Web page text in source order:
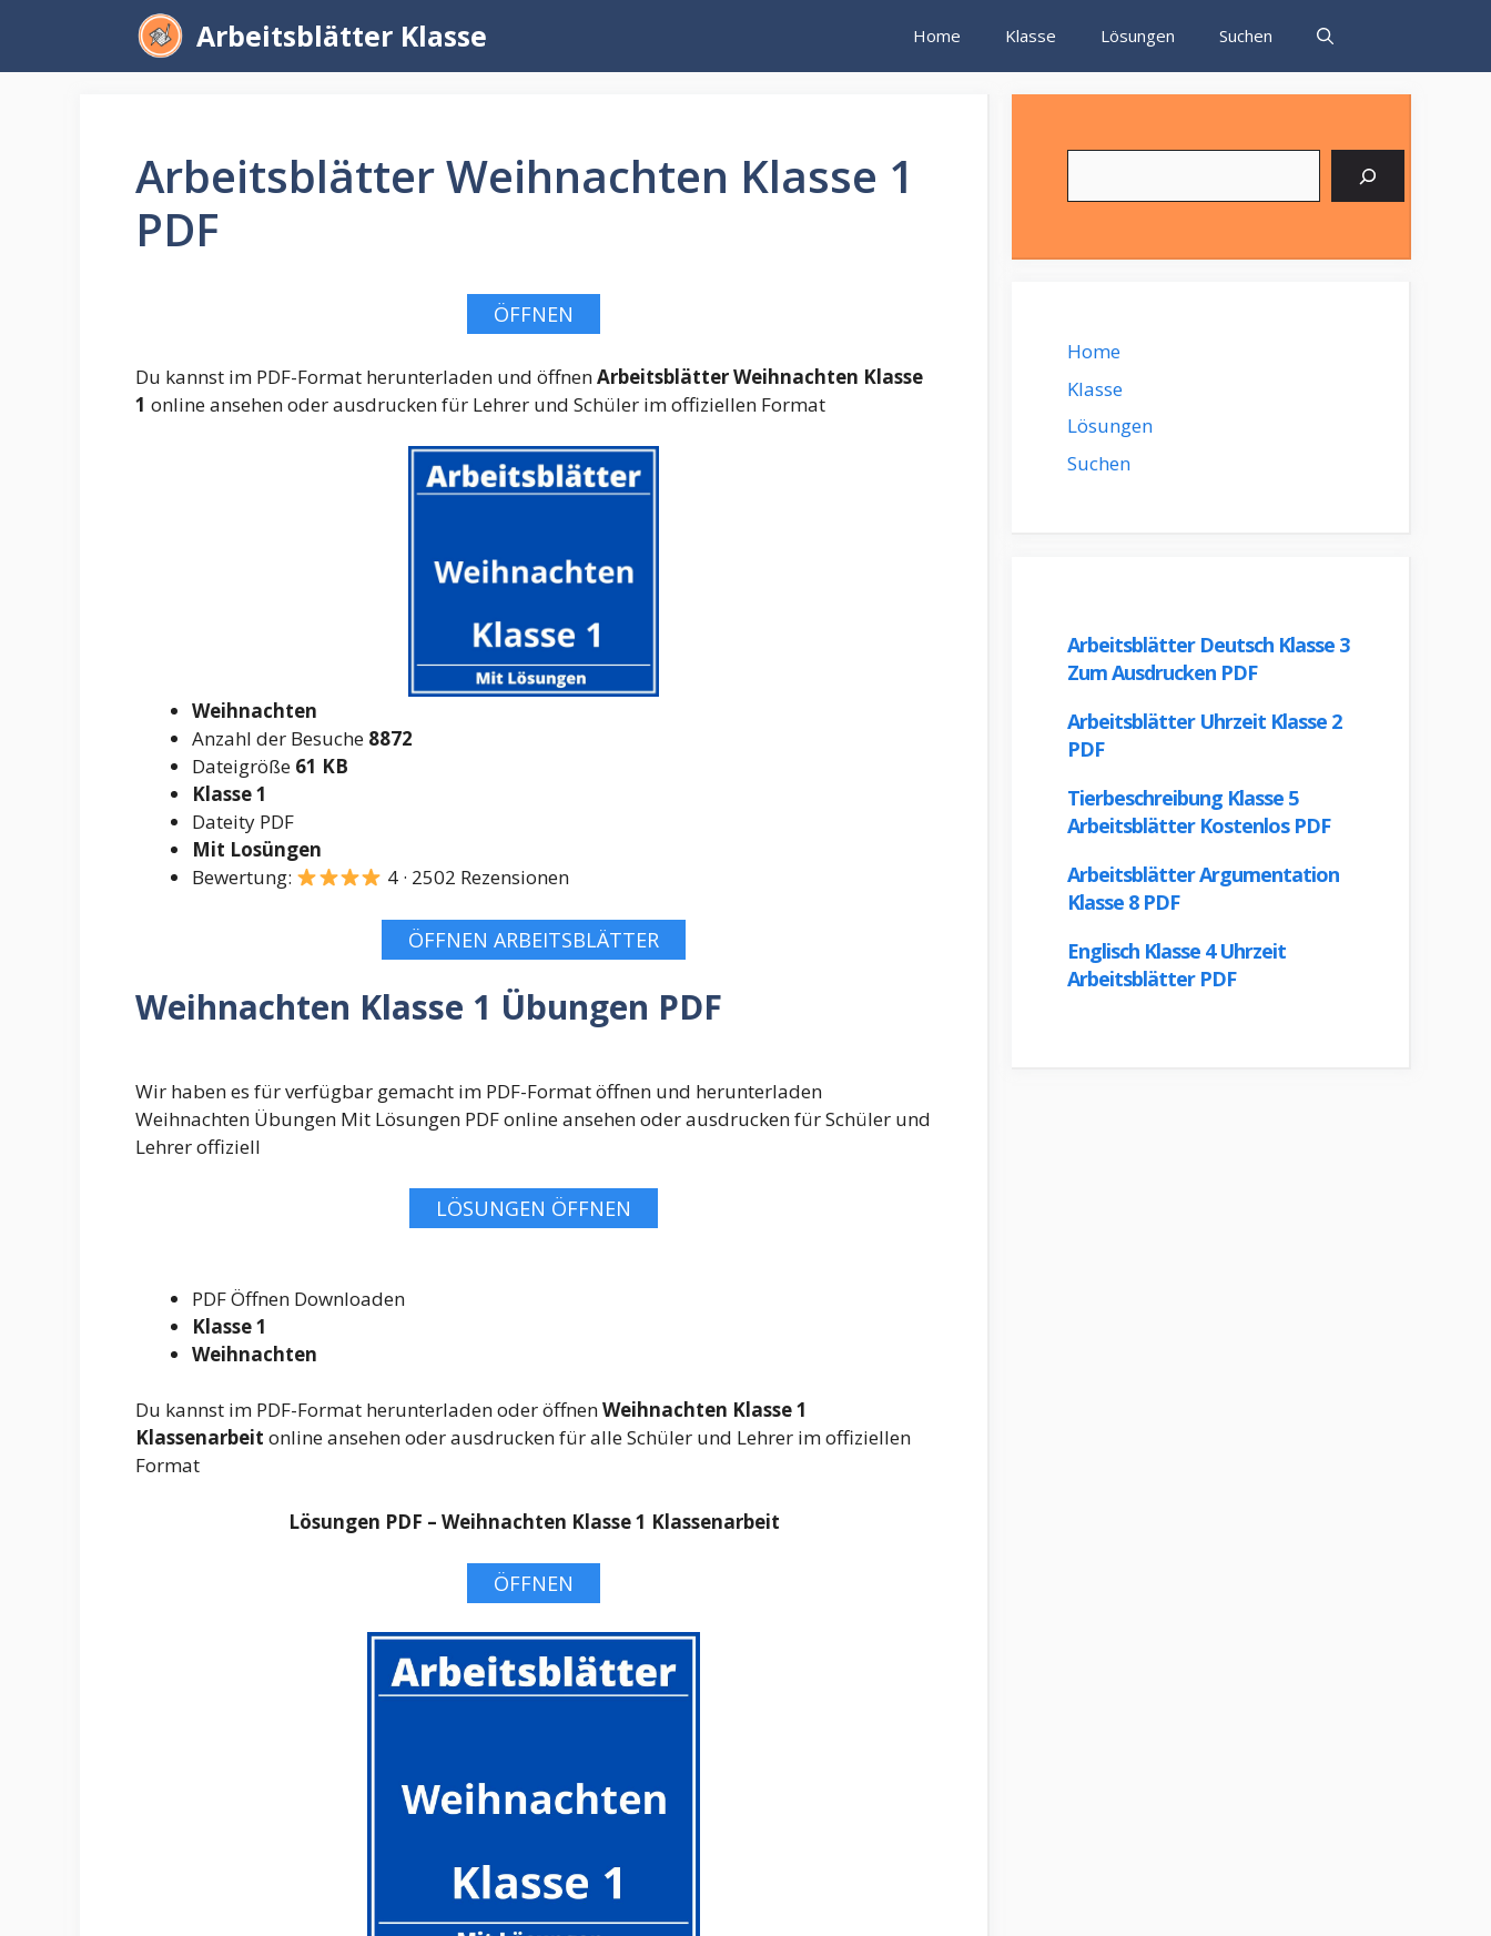
springen
Arbeitsblätter Klasse Home Klasse Lösungen Suchen
Arbeitsblätter Weihnachten Klasse 1
PDF
ÖFFNEN
Du kannst im PDF-Format herunterladen und öffnenArbeitsblätter Weihnachten Klasse
1 online ansehen oder ausdrucken für Lehrer und Schüler im offiziellen Format
Weihnachten
Anzahl der Besuche 8872
Dateigröße 61 KB
Klasse 1
Dateity PDF
Mit Losüngen
Bewertung:
4 · 2502 Rezensionen
ÖFFNEN ARBEITSBLÄTTER
Weihnachten Klasse 1 Übungen PDF
Wir haben es für verfügbar gemacht im PDF-Format öffnen und herunterladen
Weihnachten Übungen Mit Lösungen PDF online ansehen oder ausdrucken für Schüler und
Lehrer offiziell
LÖSUNGEN ÖFFNEN
PDF Öffnen Downloaden
Klasse 1
Weihnachten
Du kannst im PDF-Format herunterladen oder öffnenWeihnachten Klasse 1
Klassenarbeit online ansehen oder ausdrucken für alle Schüler und Lehrer im offiziellen
Format
Lösungen PDF – Weihnachten Klasse 1 Klassenarbeit
ÖFFNEN
Home
Klasse
Lösungen
Suchen